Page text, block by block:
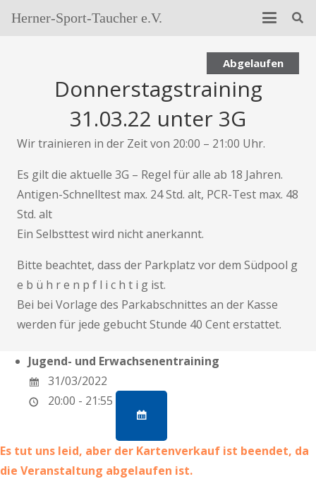
Herner-Sport-Taucher e.V.
Abgelaufen
Donnerstagstraining
31.03.22 unter 3G
Wir trainieren in der Zeit von 20:00 – 21:00 Uhr.
Es gilt die aktuelle 3G – Regel für alle ab 18 Jahren.
Antigen-Schnelltest max. 24 Std. alt, PCR-Test max. 48
Std. alt
Ein Selbsttest wird nicht anerkannt.
Bitte beachtet, dass der Parkplatz vor dem Südpool g
e b ü h r e n p f l i c h t i g ist.
Bei bei Vorlage des Parkabschnittes an der Kasse
werden für jede gebucht Stunde 40 Cent erstattet.
Jugend- und Erwachsenentraining
31/03/2022
20:00 - 21:55
Es tut uns leid, aber der Kartenverkauf ist beendet, da
die Veranstaltung abgelaufen ist.